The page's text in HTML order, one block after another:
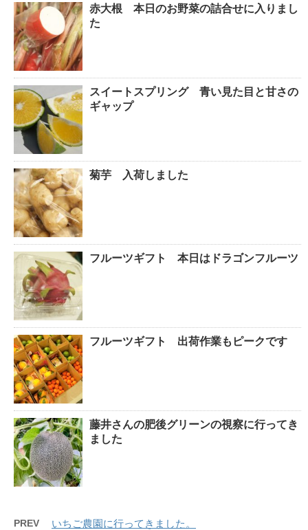
赤大根 本日のお野菜の詰合せに入りまし
た
スイートスプリング 青い見た目と甘さの
ギャップ
菊芋 入荷しました
フルーツギフト 本日はドラゴンフルーツ
フルーツギフト 出荷作業もピークです
藤井さんの肥後グリーンの視察に行ってき
ました
PREV いちご農園に行ってきました。